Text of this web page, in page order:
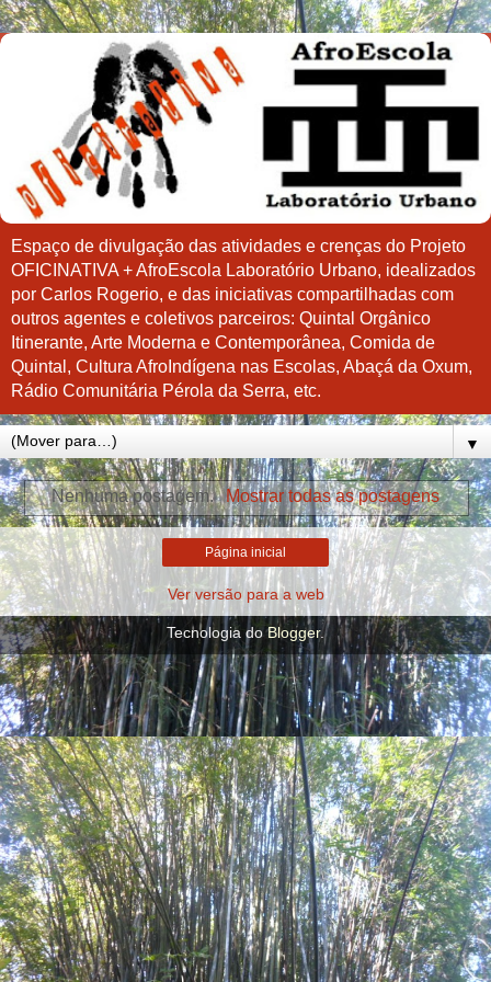
Espaço de divulgação das atividades e crenças do Projeto
OFICINATIVA + AfroEscola Laboratório Urbano, idealizados
por Carlos Rogerio, e das iniciativas compartilhadas com
outros agentes e coletivos parceiros: Quintal Orgânico
Itinerante, Arte Moderna e Contemporânea, Comida de
Quintal, Cultura AfroIndígena nas Escolas, Abaçá da Oxum,
Rádio Comunitária Pérola da Serra, etc.
▼
Nenhuma postagem. Mostrar todas as postagens
Página inicial
Ver versão para a web
Tecnologia doBlogger.